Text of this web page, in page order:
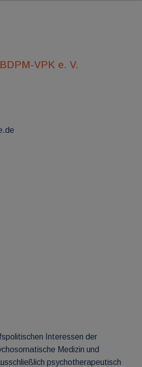
VPK e. V.
Interessen der
Medizin und
psychotherapeutisch